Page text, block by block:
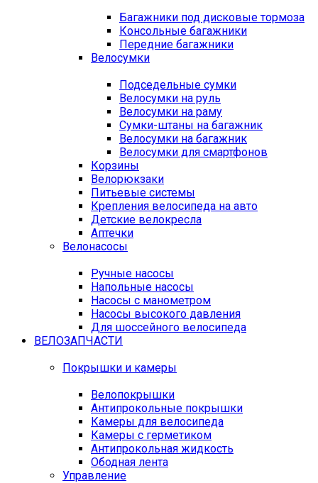
Багажники под дисковые тормоза
Консольные багажники
Передние багажники
Велосумки
Подседельные сумки
Велосумки на руль
Велосумки на раму
Сумки-штаны на багажник
Велосумки на багажник
Велосумки для смартфонов
Корзины
Велорюкзаки
Питьевые системы
Крепления велосипеда на авто
Детские велокресла
Аптечки
Велонасосы
Ручные насосы
Напольные насосы
Насосы с манометром
Насосы высокого давления
Для шоссейного велосипеда
ВЕЛОЗАПЧАСТИ
Покрышки и камеры
Велопокрышки
Антипрокольные покрышки
Камеры для велосипеда
Камеры с герметиком
Антипрокольная жидкость
Ободная лента
Управление